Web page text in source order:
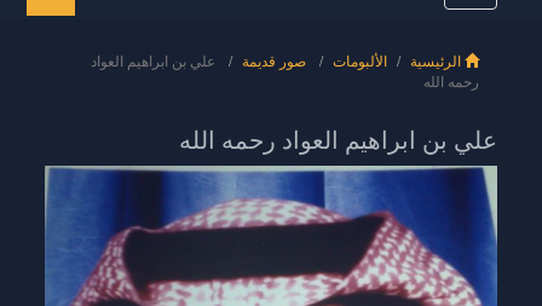
navigation
الرئيسية الألبومات صور قديمة
علي بن ابراهيم العواد
رحمه الله
علي بن ابراهيم العواد رحمه الله